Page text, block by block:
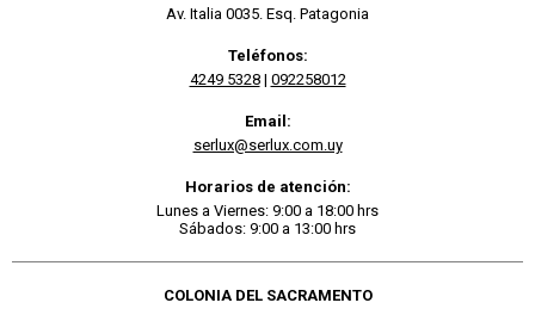
Av. Italia 0035. Esq. Patagonia
Teléfonos:
4249 5328| 092258012
Email:
serlux@serlux.com.uy
Horarios de atención:
Lunes a Viernes: 9:00 a 18:00 hrs
Sábados: 9:00 a 13:00 hrs
COLONIA DEL SACRAMENTO